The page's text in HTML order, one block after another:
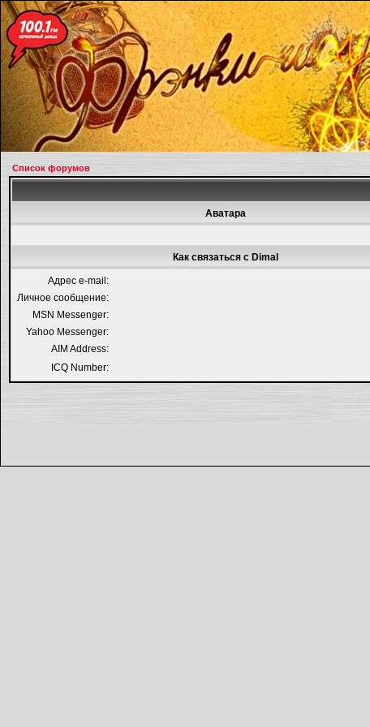
Список форумов
Аватара
Как связаться с Dimal
Адрес e-mail:
Личное сообщение:
MSN Messenger:
Yahoo Messenger:
AIM Address:
ICQ Number: